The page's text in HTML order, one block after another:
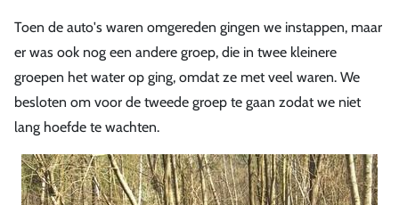
Toen de auto's waren omgereden gingen we instappen, maar
er was ook nog een andere groep, die in twee kleinere
groepen het water op ging, omdat ze met veel waren. We
besloten om voor de tweede groep te gaan zodat we niet
lang hoefde te wachten.